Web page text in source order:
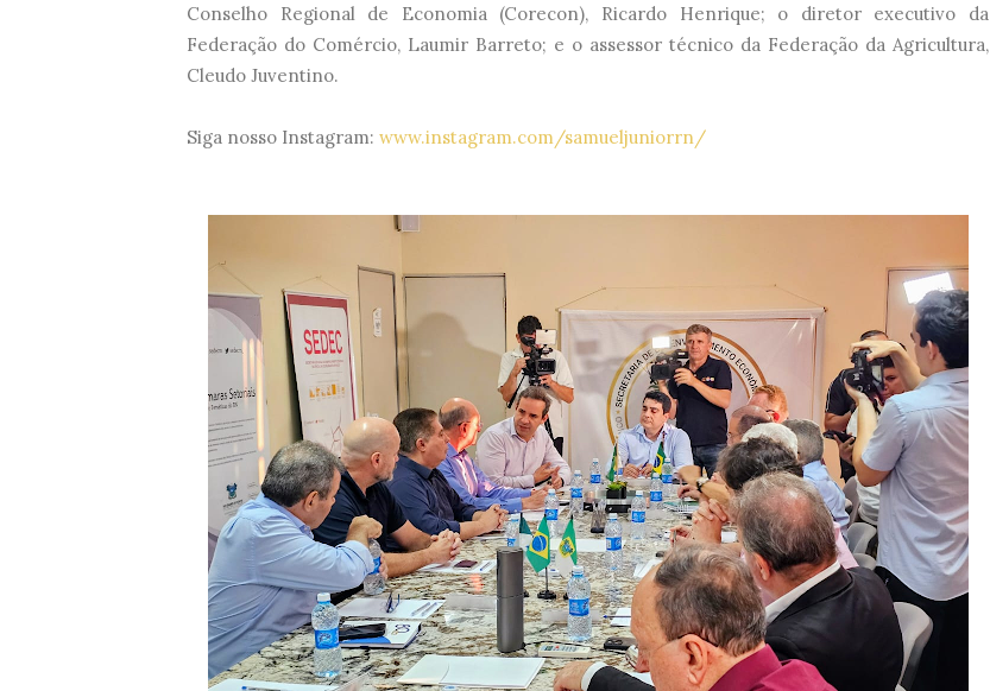
Conselho Regional de Economia (Corecon), Ricardo Henrique; o diretor executivo da
Federação do Comércio, Laumir Barreto; e o assessor técnico da Federação da Agricultura,
Cleudo Juventino.
Siga nosso Instagram: www.instagram.com/samueljuniorrn/